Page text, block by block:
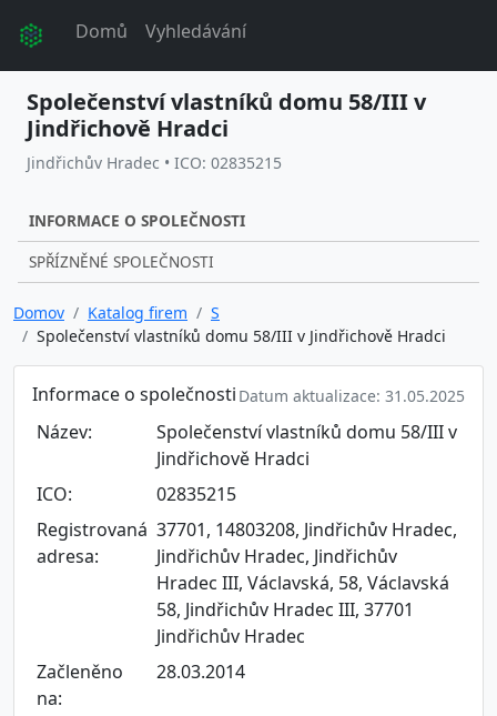
Domů Vyhledávání
Společenství vlastníků domu 58/III v
Jindřichově Hradci
Jindřichův Hradec • ICO: 02835215
INFORMACE O SPOLEČNOSTI
SPŘÍZNĚNÉ SPOLEČNOSTI
Domov Katalog firem
S
Společenství vlastníků domu 58/III v Jindřichově Hradci
Informace o společnosti Datum aktualizace: 31.05.2025
Název:
Společenství vlastníků domu 58/III v
Jindřichově Hradci
ICO:
02835215
Registrovaná
adresa:
37701, 14803208, Jindřichův Hradec,
Jindřichův Hradec, Jindřichův
Hradec III, Václavská, 58, Václavská
58, Jindřichův Hradec III, 37701
Jindřichův Hradec
Začleněno
na:
28.03.2014